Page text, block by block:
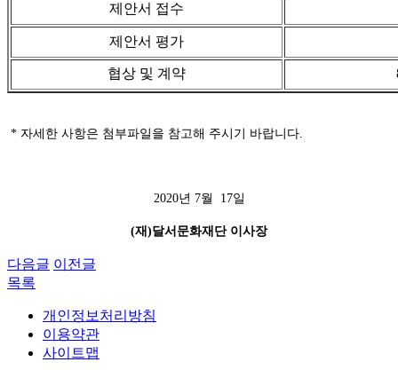
제안서 접수
제안서 평가
협상 및 계약
* 자세한 사항은 첨부파일을 참고해 주시기 바랍니다.
2020년 7월 17일
(재)달서문화재단 이사장
다음글 이전글
목록
개인정보처리방침
이용약관
사이트맵